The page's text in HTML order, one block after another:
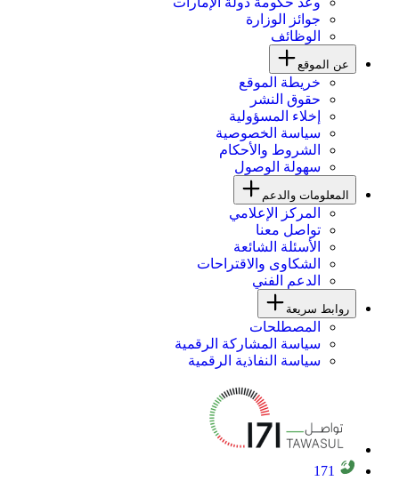
جوائز الوزارة
الوظائف
عن الموقع
خريطة الموقع
حقوق النشر
إخلاء المسؤولية
سياسة الخصوصية
الشروط والأحكام
سهولة الوصول
المعلومات والدعم
المركز الإعلامي
تواصل معنا
الأسئلة الشائعة
الشكاوى والاقتراحات
الدعم الفني
روابط سريعة
المصطلحات
سياسة المشاركة الرقمية
سياسة النفاذية الرقمية
171